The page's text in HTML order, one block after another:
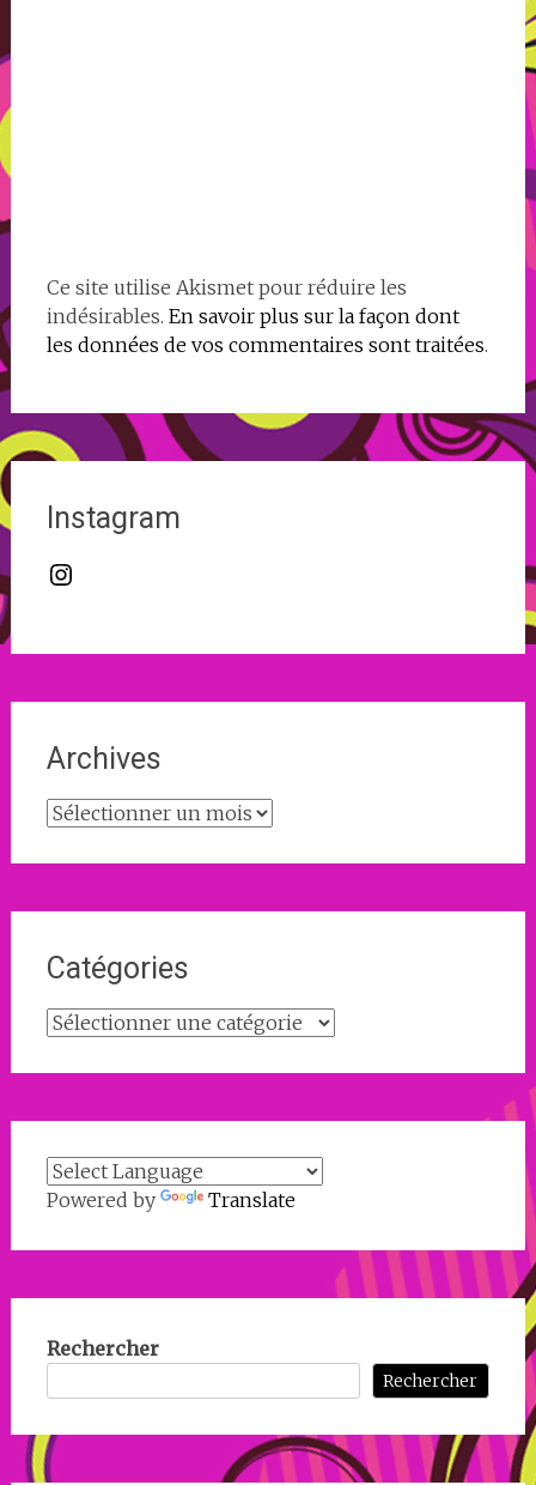
Ce site utilise Akismet pour réduire les
indésirables. En savoir plus sur la façon dont
les données de vos commentaires sont traitées.
Instagram
Instagram
Archives
Archives
Catégories
Catégories
Powered by Translate
Rechercher
Rechercher